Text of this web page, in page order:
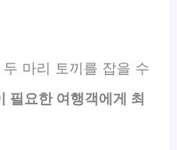
마리 토끼를 잡을 수
필요한 여행객에게 최